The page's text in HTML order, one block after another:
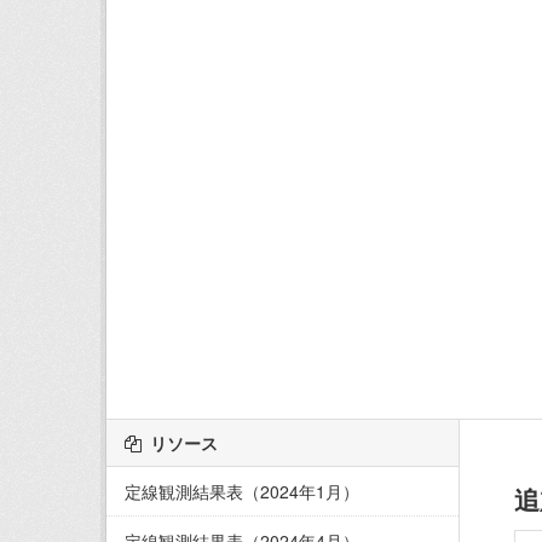
リソース
定線観測結果表（2024年1月）